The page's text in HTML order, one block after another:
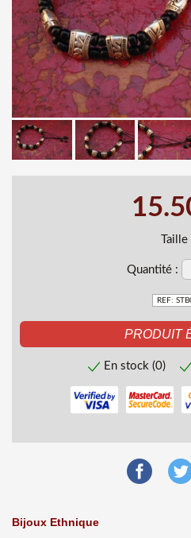
Taille
Quantité :
REF:
En stock (0)
Bijoux Ethnique